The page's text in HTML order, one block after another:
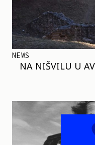
NEWS
NA NIŠVILU U